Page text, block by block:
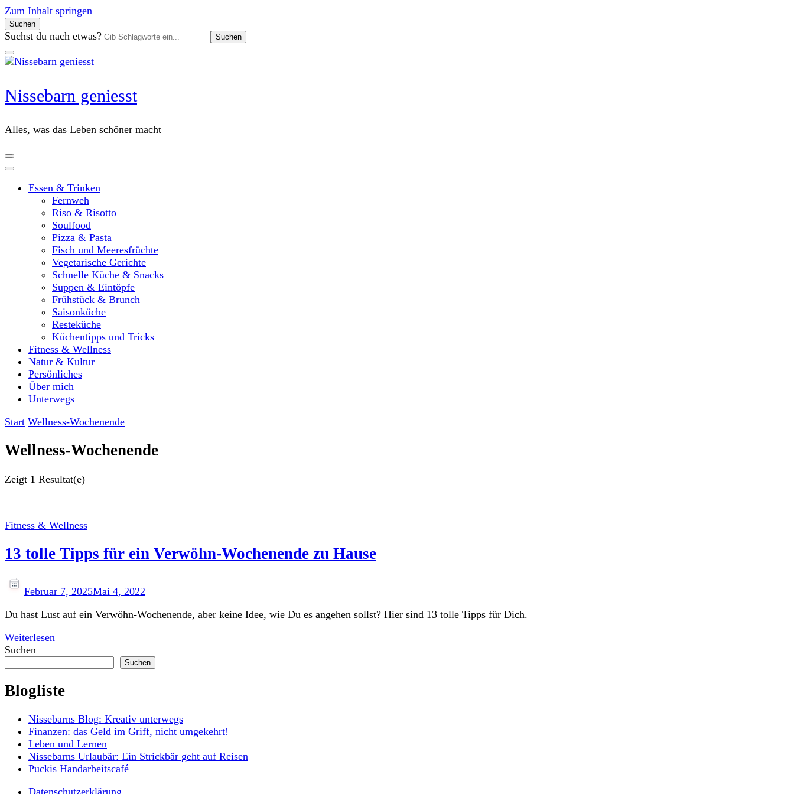
Zum Inhalt springen
Suchen
Suchen
nach:
Suchst du nach etwas?
Nissebarn geniesst
Alles, was das Leben schöner macht
Essen & Trinken
Fernweh
Riso & Risotto
Soulfood
Pizza & Pasta
Fisch und Meeresfrüchte
Vegetarische Gerichte
Schnelle Küche & Snacks
Suppen & Eintöpfe
Frühstück & Brunch
Saisonküche
Resteküche
Küchentipps und Tricks
Fitness & Wellness
Natur & Kultur
Persönliches
Über mich
Unterwegs
Start Wellness-Wochenende
Wellness-Wochenende
Zeigt 1 Resultat(e)
Fitness & Wellness
13 tolle Tipps für ein Verwöhn-Wochenende zu Hause
Februar 7, 2025Mai 4, 2022
Du hast Lust auf ein Verwöhn-Wochenende, aber keine Idee, wie Du es angehen sollst? Hier sind 13 tolle Tipps für Dich.
Weiterlesen
Suchen
Suchen
Blogliste
Nissebarns Blog: Kreativ unterwegs
Finanzen: das Geld im Griff, nicht umgekehrt!
Leben und Lernen
Nissebarns Urlaubär: Ein Strickbär geht auf Reisen
Puckis Handarbeitscafé